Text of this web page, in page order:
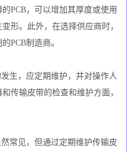
PCB，可以增加其厚度或使用
形。此外，在选择供应商时，
PCB制造商。
生，应定期维护，并对操作人
传输皮带的检查和维护方面，
常见，但通过定期维护传输皮